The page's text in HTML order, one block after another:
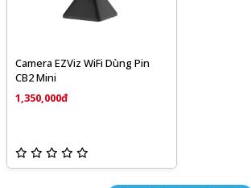
Camera EZViz WiFi Dùng Pin
CB2 Mini
1,350,000đ